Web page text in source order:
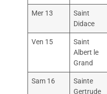
Mer 13
Saint
Didace
Ven 15
Saint
Albert le
Grand
Sam 16
Sainte
Gertrude